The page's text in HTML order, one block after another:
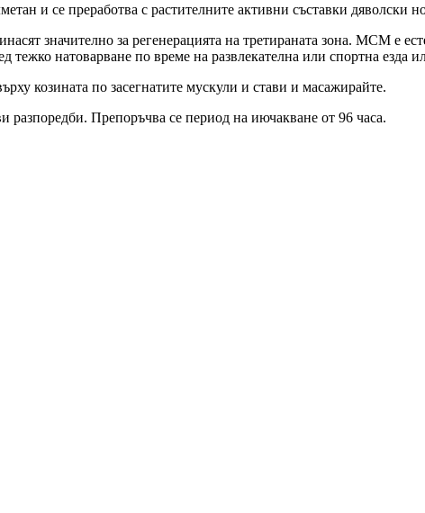
и се преработва с растителните активни съставки дяволски
значително за регенерацията на третираната зона. МСМ е
тежко натоварване по време на развлекателна или спортна езда
козината по засегнатите мускули и стави и масажирайте.
Препоръчва се период на иючакване от 96 часа.